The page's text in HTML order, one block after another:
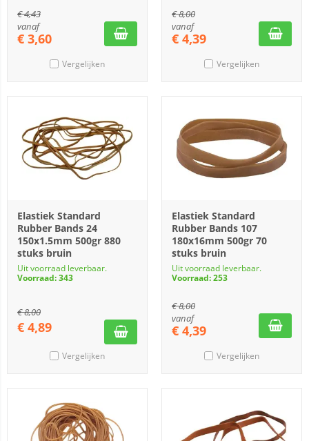
€4,43
vanaf
€ 3,60
Vergelijken
€8,00
vanaf
€ 4,39
Vergelijken
Elastiek Standard
Rubber Bands 24
150x1.5mm 500gr 880
stuks bruin
Uit voorraad leverbaar.
Voorraad: 343
€8,00
€ 4,89
Vergelijken
Elastiek Standard
Rubber Bands 107
180x16mm 500gr 70
stuks bruin
Uit voorraad leverbaar.
Voorraad: 253
€8,00
vanaf
€ 4,39
Vergelijken